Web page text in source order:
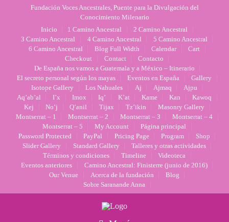
Fundación Voces Ancestrales, Puente para la Divulgación del
Conocimiento Milenario
Inicio
1 Camino Ancestral
2 Camino Ancestral
3 Camino Ancestral
4 Camino Ancestral
5 Camino Ancestral
6 Camino Ancestral
Blog Full Width Calendar
Cart
Checkout
Contact
Contacto
De España nos vamos a Guatemala y a México – Itinerario
El secreto personal según los mayas
Eventos en España
Gallery
Isotope Gallery
Los Nahuales Aj Ajmaq
Ajpu
Aq’ab’al
I’x Imox Iq’ K’at Kame Kan
Kawoq
Kej
No’j Q’anil Tijax Tz’ikin
Masonry Gallery
Montserrat – 1
Montserrat – 2 Montserrat – 3
Montserrat – 4
Montserrat – 5
My Account
Página principal
Password Protected
PayPal Pricing Page Program
Shop
Slider Gallery
Standard Gallery
Talleres y otras actividades
Términos y condiciones
Timeline
Videoteca
Eventos anteriores
Camino Ancestral: Finisterre (junio de 2016)
Our Venue
Acerca de la fundación
Blog
Sobre Saranande Anna